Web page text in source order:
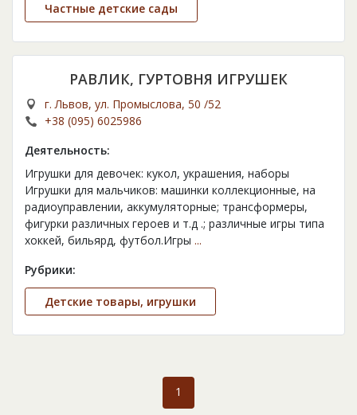
Частные детские сады
РАВЛИК, ГУРТОВНЯ ИГРУШЕК
г. Львов, ул. Промыслова, 50 /52
+38 (095) 6025986
Деятельность:
Игрушки для девочек: кукол, украшения, наборы
Игрушки для мальчиков: машинки коллекционные, на
радиоуправлении, аккумуляторные; трансформеры,
фигурки различных героев и т.д .; различные игры типа
хоккей, бильярд, футбол.Игры ...
Рубрики:
Детские товары, игрушки
1